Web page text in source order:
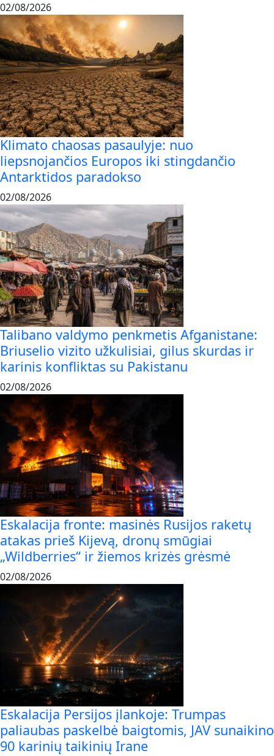
02/08/2026
Klimato chaosas pasaulyje: nuo
liepsnojančios Europos iki stingdančio
Antarktidos paradokso
02/08/2026
Talibano valdymo penkmetis Afganistane:
Briuselio vizito užkulisiai, gilus skurdas ir
karinis konfliktas su Pakistanu
02/08/2026
Eskalacija fronte: masinės Rusijos raketų
atakas prieš Kijevą, dronų smūgiai
„Wildberries“ ir žiemos krizės grėsmė
02/08/2026
Eskalacija Persijos įlankoje: Trumpas
paliaubas paskelbė baigtomis, JAV sunaikino
90 karinių taikinių Irane